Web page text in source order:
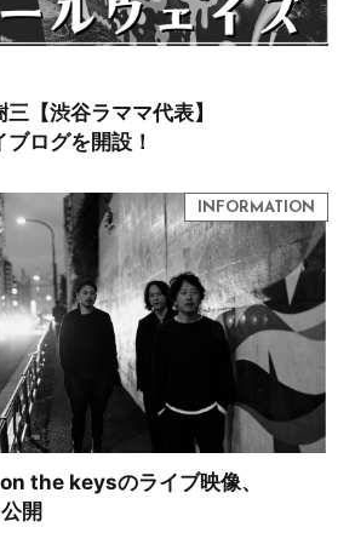
三【渋谷ラママ代表】
ブログを開設！
the keysのライブ映像、
開